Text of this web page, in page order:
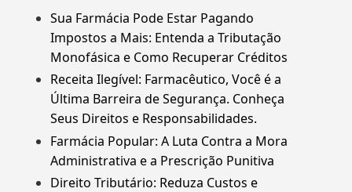
Sua Farmácia Pode Estar Pagando
Impostos a Mais: Entenda a Tributação
Monofásica e Como Recuperar Créditos
Receita Ilegível: Farmacêutico, Você é a
Última Barreira de Segurança. Conheça
Seus Direitos e Responsabilidades.
Farmácia Popular: A Luta Contra a Mora
Administrativa e a Prescrição Punitiva
Direito Tributário: Reduza Custos e